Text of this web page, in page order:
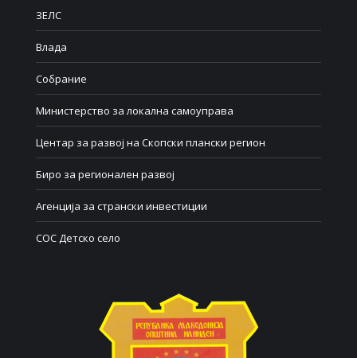
ЗЕЛС
Влада
Собрание
Министерство за локална самоуправа
Центар за развој на Скопски плански регион
Биро за регионален развој
Агенција за странски инвестиции
СОС Детско село